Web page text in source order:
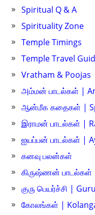
Spiritual Q & A
Spirituality Zone
Temple Timings
Temple Travel
Vratham & Poojas
அம்மன் பாடல்கள் |
ஆன்மீக கதைகள் |
இராமன் பாடல்கள் |
ஐயப்பன் பாடல்கள் |
கனவு பலன்கள்
கிருஷ்ணன் பாடல்கள்
குரு பெயர்ச்சி |
கோலங்கள் |